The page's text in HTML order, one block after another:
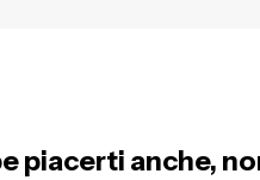
piacerti anche,